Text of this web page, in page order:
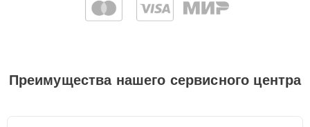
Преимущества нашего сервисного центра